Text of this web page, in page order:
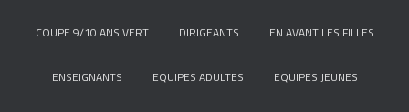
COUPE 9/10 ANS VERT DIRIGEANTS EN AVANT LES FILLES
ENSEIGNANTS EQUIPES ADULTES EQUIPES JEUNES